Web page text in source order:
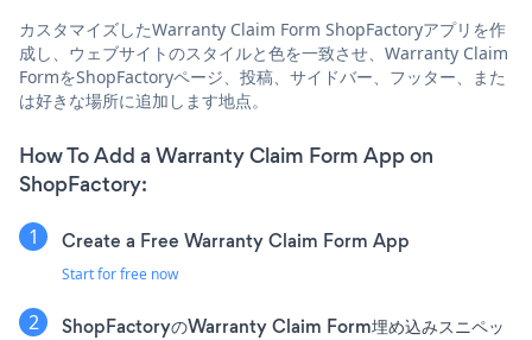
カスタマイズしたWarranty Claim Form ShopFactoryアプリを作
成し、ウェブサイトのスタイルと色を一致させ、Warranty Claim
FormをShopFactoryページ、投稿、サイドバー、フッター、また
は好きな場所に追加します地点。
How To Add a Warranty Claim Form App on
ShopFactory:
Create a Free Warranty Claim Form App
Start for free now
ShopFactoryのWarranty Claim Form埋め込みスニペッ